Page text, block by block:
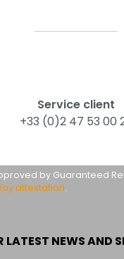
Service client
+33 (0)2 47 53 00
LATEST NEWS AND
by Guaranteed
attestation.